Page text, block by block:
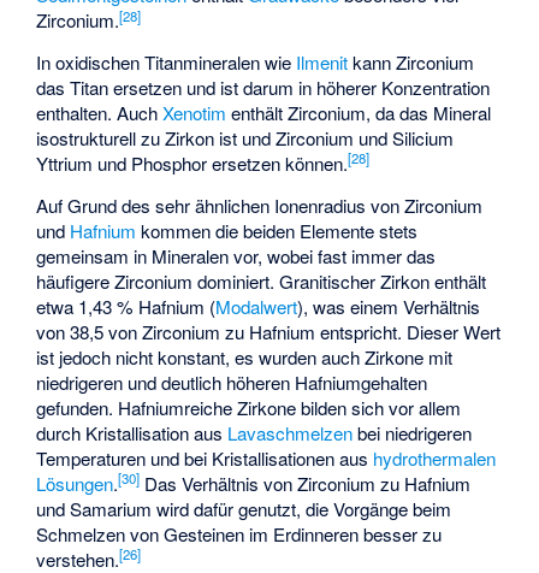
Zirconium.[28]
In oxidischen Titanmineralen wie Ilmenitkann Zirconium
das Titan ersetzen und ist darum in höherer Konzentration
enthalten. AuchXenotim enthält Zirconium, da das Mineral
isostrukturell zu Zirkon ist und Zirconium und Silicium
Yttrium und Phosphor ersetzen können.[28]
Auf Grund des sehr ähnlichen Ionenradius von Zirconium
und Hafnium kommen die beiden Elemente stets
gemeinsam in Mineralen vor, wobei fast immer das
häufigere Zirconium dominiert. Granitischer Zirkon enthält
etwa 1,43 % Hafnium (Modalwert), was einem Verhältnis
von 38,5 von Zirconium zu Hafnium entspricht. Dieser Wert
ist jedoch nicht konstant, es wurden auch Zirkone mit
niedrigeren und deutlich höheren Hafniumgehalten
gefunden. Hafniumreiche Zirkone bilden sich vor allem
durch Kristallisation aus Lavaschmelzenbei niedrigeren
Temperaturen und bei Kristallisationen aus hydrothermalen
Lösungen.[30] Das Verhältnis von Zirconium zu Hafnium
und Samarium wird dafür genutzt, die Vorgänge beim
Schmelzen von Gesteinen im Erdinneren besser zu
verstehen.[26]